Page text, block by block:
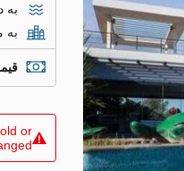
به
به
or